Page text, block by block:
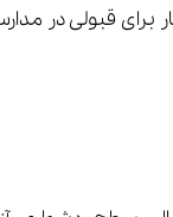
پاسخ‌های صحیح است. تراز، عملکرد شما را در مقایسه با دیگر